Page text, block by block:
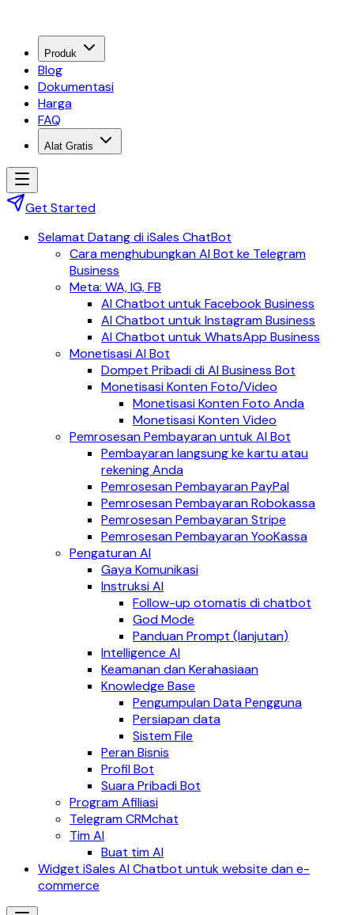
Produk
Blog
Dokumentasi
Harga
FAQ
Alat Gratis
Get Started
Selamat Datang di iSales ChatBot
Cara menghubungkan AI Bot ke Telegram
Business
Meta: WA, IG, FB
AI Chatbot untuk Facebook Business
AI Chatbot untuk Instagram Business
AI Chatbot untuk WhatsApp Business
Monetisasi AI Bot
Dompet Pribadi di AI Business Bot
Monetisasi Konten Foto/Video
Monetisasi Konten Foto Anda
Monetisasi Konten Video
Pemrosesan Pembayaran untuk AI Bot
Pembayaran langsung ke kartu atau
rekening Anda
Pemrosesan Pembayaran PayPal
Pemrosesan Pembayaran Robokassa
Pemrosesan Pembayaran Stripe
Pemrosesan Pembayaran YooKassa
Pengaturan AI
Gaya Komunikasi
Instruksi AI
Follow-up otomatis di chatbot
God Mode
Panduan Prompt (lanjutan)
Intelligence AI
Keamanan dan Kerahasiaan
Knowledge Base
Pengumpulan Data Pengguna
Persiapan data
Sistem File
Peran Bisnis
Profil Bot
Suara Pribadi Bot
Program Afiliasi
Telegram CRMchat
Tim AI
Buat tim AI
Widget iSales AI Chatbot untuk website dan e-
commerce